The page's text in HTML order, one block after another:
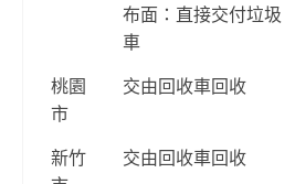
布面：直接交付垃圾
車
桃園
市
交由回收車回收
新竹
交由回收車回收